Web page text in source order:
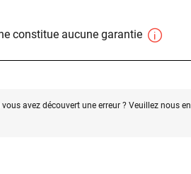
constitue aucune garantie
avez découvert une erreur ? Veuillez nous en